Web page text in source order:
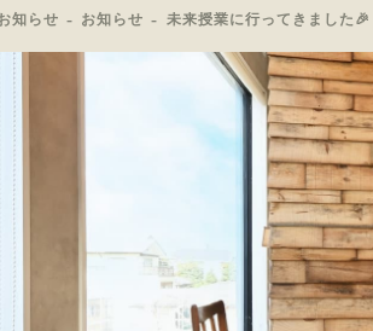
知らせ お知らせ 未来授業に行ってきました🎉